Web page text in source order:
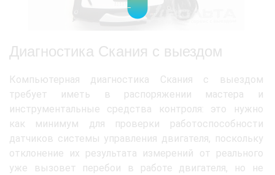
Диагностика Скания с выездом
Компьютерная диагностика Скания с выездом
требует иметь в распоряжении мастера и
инструментальные средства контроля: это нужно
как минимум для проверки работоспособности
датчиков системы управления двигателя, поскольку
отклонение их результата измерений от реального
уже вызовет перебои в работе двигателя, но не